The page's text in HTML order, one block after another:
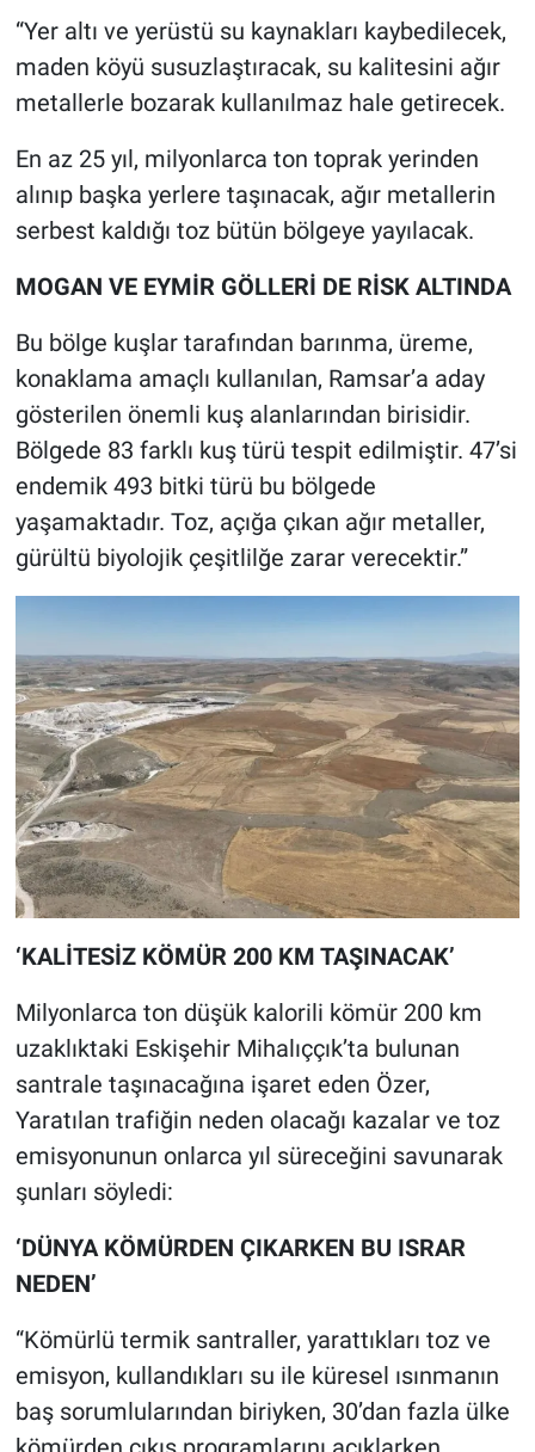
“Yer altı ve yerüstü su kaynakları kaybedilecek,
maden köyü susuzlaştıracak, su kalitesini ağır
metallerle bozarak kullanılmaz hale getirecek.
En az 25 yıl, milyonlarca ton toprak yerinden
alınıp başka yerlere taşınacak, ağır metallerin
serbest kaldığı toz bütün bölgeye yayılacak.
MOGAN VE EYMİR GÖLLERİ DE RİSK ALTINDA
Bu bölge kuşlar tarafından barınma, üreme,
konaklama amaçlı kullanılan, Ramsar’a aday
gösterilen önemli kuş alanlarından birisidir.
Bölgede 83 farklı kuş türü tespit edilmiştir. 47’si
endemik 493 bitki türü bu bölgede
yaşamaktadır. Toz, açığa çıkan ağır metaller,
gürültü biyolojik çeşitlilğe zarar verecektir.”
‘KALİTESİZ KÖMÜR 200 KM TAŞINACAK’
Milyonlarca ton düşük kalorili kömür 200 km
uzaklıktaki Eskişehir Mihalıççık’ta bulunan
santrale taşınacağına işaret eden Özer,
Yaratılan trafiğin neden olacağı kazalar ve toz
emisyonunun onlarca yıl süreceğini savunarak
şunları söyledi:
‘DÜNYA KÖMÜRDEN ÇIKARKEN BU ISRAR
NEDEN’
“Kömürlü termik santraller, yarattıkları toz ve
emisyon, kullandıkları su ile küresel ısınmanın
baş sorumlularından biriyken, 30’dan fazla ülke